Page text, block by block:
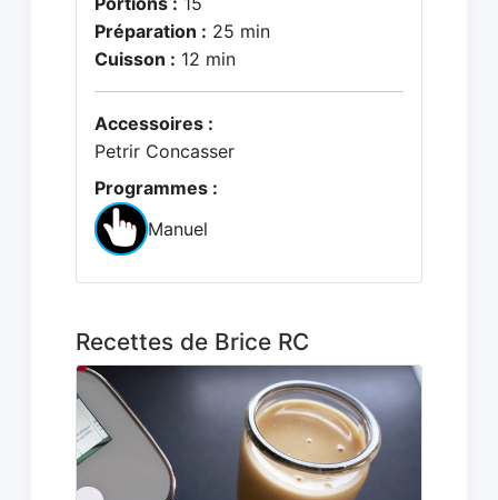
Préparation : 25 min
Cuisson : 12 min
Accessoires :
Petrir Concasser
Programmes :
Manuel
Recettes de Brice RC